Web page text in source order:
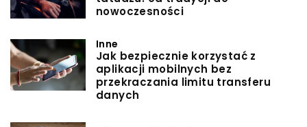
nowoczesności
Inne
Jak bezpiecznie korzystać z
aplikacji mobilnych bez
przekraczania limitu transferu
danych